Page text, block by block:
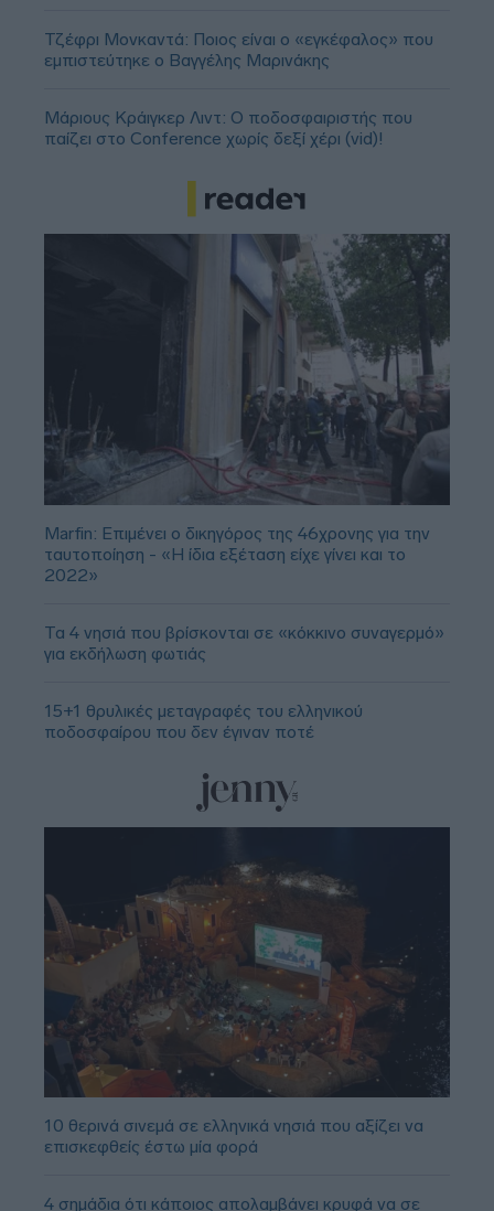
Τζέφρι Μονκαντά: Ποιος είναι ο «εγκέφαλος» που
εμπιστεύτηκε ο Βαγγέλης Μαρινάκης
Μάριους Κράιγκερ Λιντ: Ο ποδοσφαιριστής που
παίζει στο Conference χωρίς δεξί χέρι (vid)!
Marfin: Επιμένει ο δικηγόρος της 46χρονης για την
ταυτοποίηση - «Η ίδια εξέταση είχε γίνει και το
2022»
Τα 4 νησιά που βρίσκονται σε «κόκκινο συναγερμό»
για εκδήλωση φωτιάς
15+1 θρυλικές μεταγραφές του ελληνικού
ποδοσφαίρου που δεν έγιναν ποτέ
10 θερινά σινεμά σε ελληνικά νησιά που αξίζει να
επισκεφθείς έστω μία φορά
4 σημάδια ότι κάποιος απολαμβάνει κρυφά να σε